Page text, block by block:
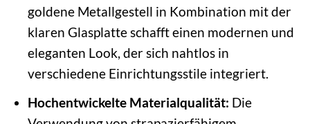
goldene Metallgestell in Kombination mit der
klaren Glasplatte schafft einen modernen und
eleganten Look, der sich nahtlos in
verschiedene Einrichtungsstile integriert.
Hochentwickelte Materialqualität: Die